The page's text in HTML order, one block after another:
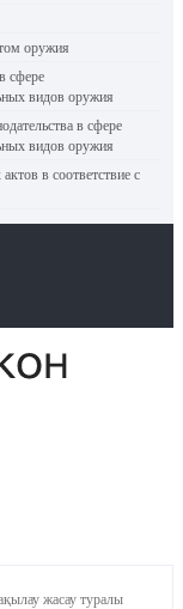
оружия
сфере
видов оружия
в сфере
видов оружия
в соответствие с
жасау туралы